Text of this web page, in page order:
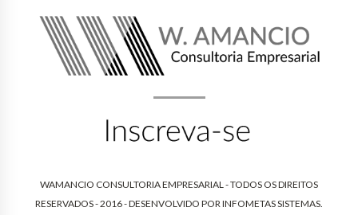
WAMANCIO CONSULTORIA EMPRESARIAL - TODOS OS DIREITOS
RESERVADOS - 2016 - DESENVOLVIDO POR INFOMETAS SISTEMAS